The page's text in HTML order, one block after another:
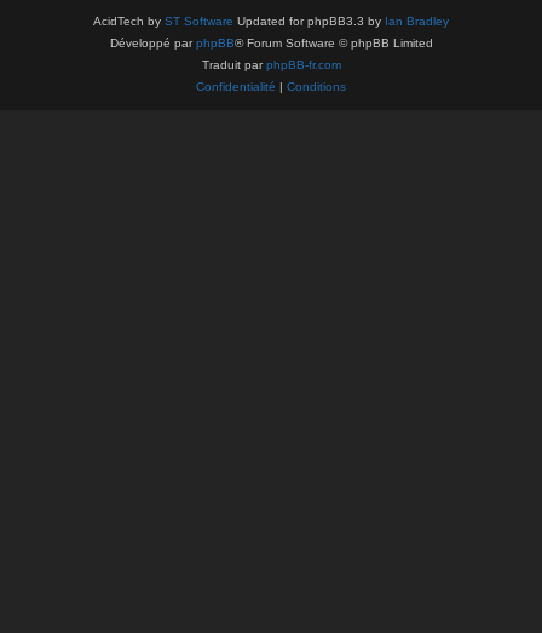
AcidTech by ST Software Updated for phpBB3.3 by Ian Bradley
Développé parphpBB® Forum Software © phpBB Limited
Traduit parphpBB-fr.com
Confidentialité | Conditions